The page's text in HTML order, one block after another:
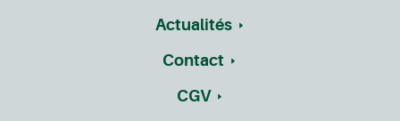
Actualités
Contact
CGV